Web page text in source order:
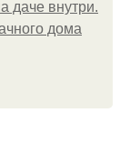
даче внутри.
дома